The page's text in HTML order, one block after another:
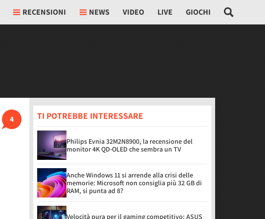
RECENSIONI NEWS VIDEO LIVE GIOCHI
4 TI POTREBBE INTERESSARE
Philips Evnia 32M2N8900, la recensione del
monitor 4K QD-OLED che sembra un TV
Anche Windows 11 si arrende alla crisi delle
memorie: Microsoft non consiglia più 32 GB di
RAM, si punta ad 8?
Velocità pura per il gaming competitivo: ASUS